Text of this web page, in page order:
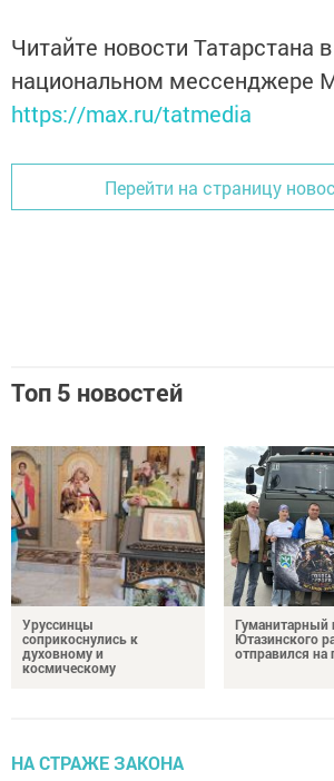
Читайте новости Татарстана в
национальном мессенджере
https://max.ru/tatmedia
Перейти на страницу
Топ 5 новостей
Уруссинцы
соприкоснулись к
духовному и
космическому
Гуманитарный
Ютазинского
отправился
НА СТРАЖЕ ЗАКОНА